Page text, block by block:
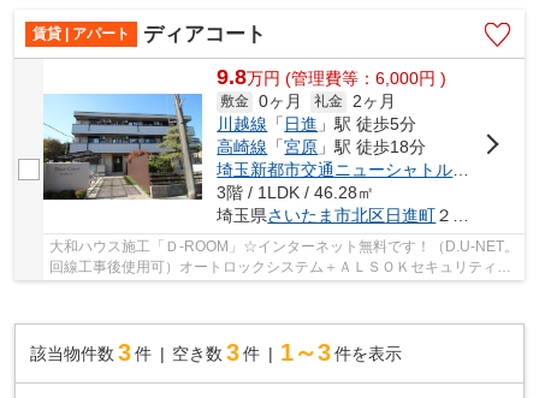
賃貸 | アパート
ディアコート
9.8万円 (管理費等：6,000円 )
敷金 0ヶ月 礼金
2ヶ月
川越線 「 日進 」駅 徒歩5分
高崎線 「宮原 」駅 徒歩18分
3階 / 1LDK / 46.28㎡
埼玉県さいたま市北区日進町２丁目１５９２
大和ハウス施工「Ｄ-ROOM」☆インターネット無料です！（D.U-NET。
回線工事後使用可）オートロックシステム＋ＡＬＳＯＫセキュリティシ
該当物件数 3件 空き数 3 件 1～3 件を表示